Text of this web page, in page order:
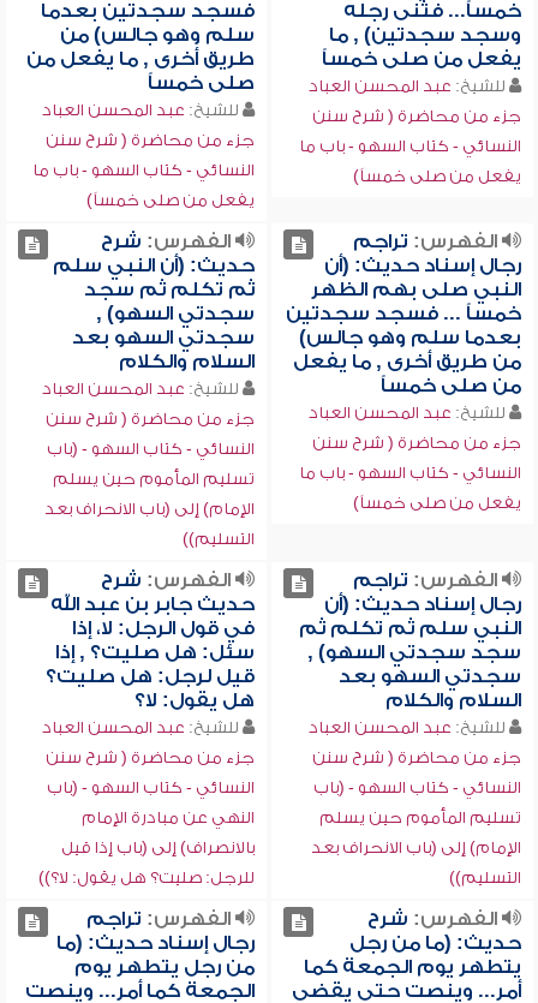
خمساً... فثنى رجله
وسجد سجدتين) , ما
يفعل من صلى خمساً
للشيخ: عبد المحسن العباد
جزء من محاضرة ( شرح سنن
النسائي - كتاب السهو - باب ما
يفعل من صلى خمساً)
فسجد سجدتين بعدما
سلم وهو جالس) من
طريق أخرى , ما يفعل من
صلى خمساً
للشيخ: عبد المحسن العباد
جزء من محاضرة ( شرح سنن
النسائي - كتاب السهو - باب ما
يفعل من صلى خمساً)
الفهرس: تراجم
رجال إسناد حديث: (أن
النبي صلى بهم الظهر
خمساً ... فسجد سجدتين
بعدما سلم وهو جالس)
من طريق أخرى , ما يفعل
من صلى خمساً
للشيخ: عبد المحسن العباد
جزء من محاضرة ( شرح سنن
النسائي - كتاب السهو - باب ما
يفعل من صلى خمساً)
الفهرس: شرح
حديث: (أن النبي سلم
ثم تكلم ثم سجد
سجدتي السهو) ,
سجدتي السهو بعد
السلام والكلام
للشيخ: عبد المحسن العباد
جزء من محاضرة ( شرح سنن
النسائي - كتاب السهو - (باب
تسليم المأموم حين يسلم
الإمام) إلى (باب الانحراف بعد
التسليم))
الفهرس: تراجم
رجال إسناد حديث: (أن
النبي سلم ثم تكلم ثم
سجد سجدتي السهو) ,
سجدتي السهو بعد
السلام والكلام
للشيخ: عبد المحسن العباد
جزء من محاضرة ( شرح سنن
النسائي - كتاب السهو - (باب
تسليم المأموم حين يسلم
الإمام) إلى (باب الانحراف بعد
التسليم))
الفهرس: شرح
حديث جابر بن عبد الله
في قول الرجل: لا، إذا
سئل: هل صليت؟ , إذا
قيل لرجل: هل صليت؟
هل يقول: لا؟
للشيخ: عبد المحسن العباد
جزء من محاضرة ( شرح سنن
النسائي - كتاب السهو - (باب
النهي عن مبادرة الإمام
بالانصراف) إلى (باب إذا قيل
للرجل: صليت؟ هل يقول: لا؟))
الفهرس: شرح
حديث: (ما من رجل
يتطهر يوم الجمعة كما
أمر... وينصت حتى يقضي
الفهرس: تراجم
رجال إسناد حديث: (ما
من رجل يتطهر يوم
الجمعة كما أمر... وينصت